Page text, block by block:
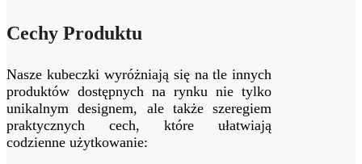
Cechy Produktu
Nasze kubeczki wyróżniają się na tle innych
produktów dostępnych na rynku nie tylko
unikalnym designem, ale także szeregiem
praktycznych cech, które ułatwiają
codzienne użytkowanie: